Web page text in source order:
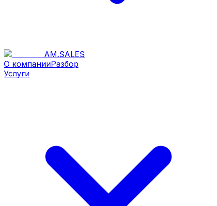
AM.SALES
О компанииРазбор
Услуги